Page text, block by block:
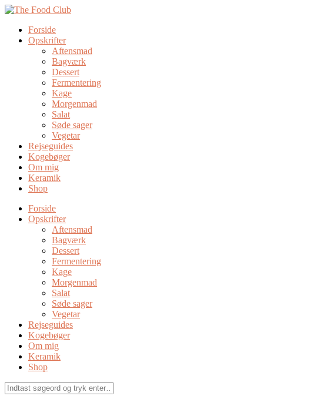
Forside
Opskrifter
Aftensmad
Bagværk
Dessert
Fermentering
Kage
Morgenmad
Salat
Søde sager
Vegetar
Rejseguides
Kogebøger
Om mig
Keramik
Shop
Forside
Opskrifter
Aftensmad
Bagværk
Dessert
Fermentering
Kage
Morgenmad
Salat
Søde sager
Vegetar
Rejseguides
Kogebøger
Om mig
Keramik
Shop